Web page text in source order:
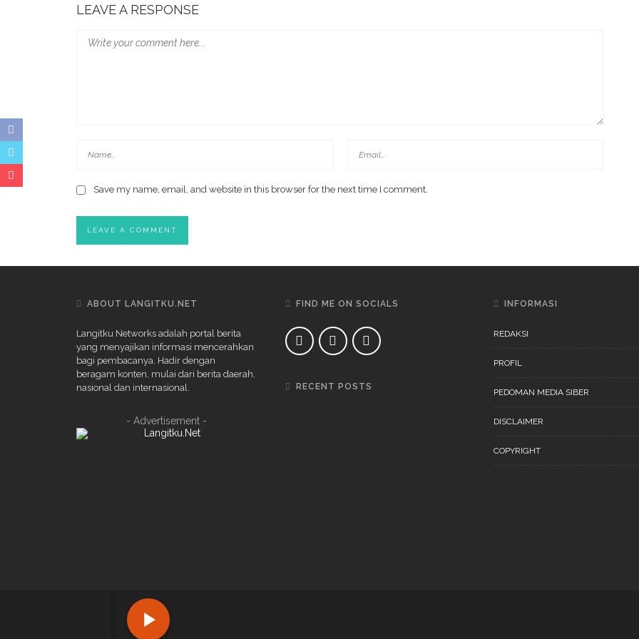
LEAVE A RESPONSE
Save my name, email, and website in this browser for the next time I comment.
ABOUT LANGITKU.NET
Langitku Networks adalah portal berita
yang menyajikan informasi mencerahkan
bagi pembacanya. Hadir dengan
beragam konten, mulai dari berita daerah,
nasional dan internasional.
- Advertisement -
FIND ME ON SOCIALS
RECENT POSTS
INFORMASI
REDAKSI
PROFIL
PEDOMAN MEDIA SIBER
DISCLAIMER
COPYRIGHT
Copyright ©2022 PT LANGITKU MEDIA NETWORKS